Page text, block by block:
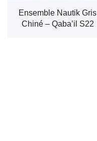
Ensemble Nautik Gris
Chiné – Qaba’il S22